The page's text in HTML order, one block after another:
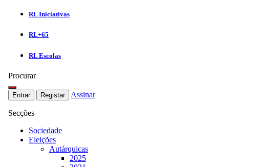
RL Iniciativas
RL+65
RL Escolas
Procurar
Entrar Registar Assinar
Secções
Sociedade
Eleições
Autárquicas
2025